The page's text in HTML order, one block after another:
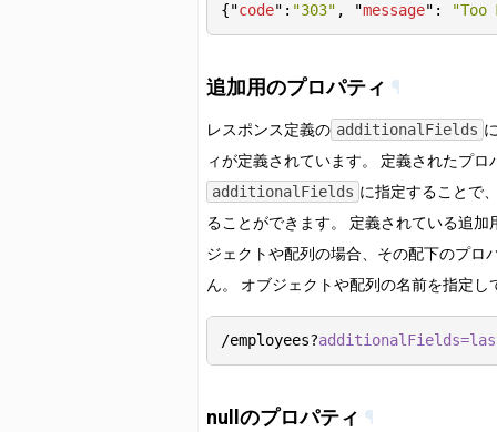
{"code": "303" , "message": "Too
追加用のプロパティ ¶
レスポンス定義の additionalFields
ィが定義されています。 定義されたプロ
additionalFields に指定することで
ることができます。 定義されている追加
ジェクトや配列の場合、その配下のプロ
ん。 オブジェクトや配列の名前を指定し
/employees?
nullのプロパティ ¶